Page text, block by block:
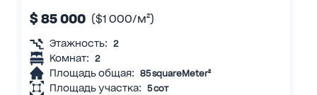
$ 85 000 ($1 000/м²)
Этажность: 2
Комнат: 2
Площадь общая: 85 squareMeter²
Площадь участка: 5 сот